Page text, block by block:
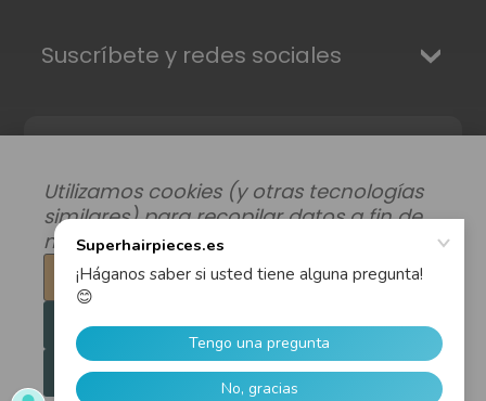
Suscríbete y redes sociales
© 2026 Superhairpieces.es
Envíos, Devoluciones y Garantía | Privacidad |
Términos y condiciones
Utilizamos cookies (y otras tecnologías
similares) para recopilar datos a fin de
mejorar su experiencia de compra.
Configuración
Rechazar todo
Aceptar todas las cookies